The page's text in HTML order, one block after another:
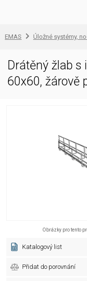
EMAS Úložné systémy,
Drátěný žlab s
60x60, žárově
Obrázky pro tento
Katalogový list
Přidat do porovnání